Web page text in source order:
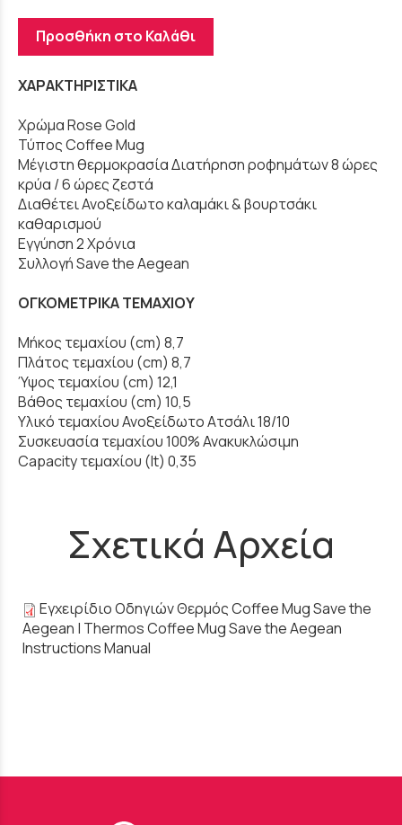
Προσθήκη στο Καλάθι
ΧΑΡΑΚΤΗΡΙΣΤΙΚΑ
ΧρώμαRose Gold
Τύπος Coffee Mug
Μέγιστη θερμοκρασία Διατήρηση ροφημάτων 8 ώρες
κρύα / 6 ώρες ζεστά
Διαθέτει Ανοξείδωτο καλαμάκι & βουρτσάκι
καθαρισμού
Εγγύηση 2 Χρόνια
Συλλογή Save the Aegean
ΟΓΚΟΜΕΤΡΙΚΑ ΤΕΜΑΧΙΟΥ
Μήκος τεμαχίου (cm) 8,7
Πλάτος τεμαχίου (cm) 8,7
Ύψος τεμαχίου (cm) 12,1
Βάθος τεμαχίου (cm) 10,5
Υλικό τεμαχίου Ανοξείδωτο Ατσάλι 18/10
Συσκευασία τεμαχίου 100% Ανακυκλώσιμη
Capacity τεμαχίου (lt) 0,35
Σχετικά Αρχεία
Εγχειρίδιο Οδηγιών Θερμός Coffee Mug Save the
Aegean | Thermos Coffee Mug Save the Aegean
Instructions Manual